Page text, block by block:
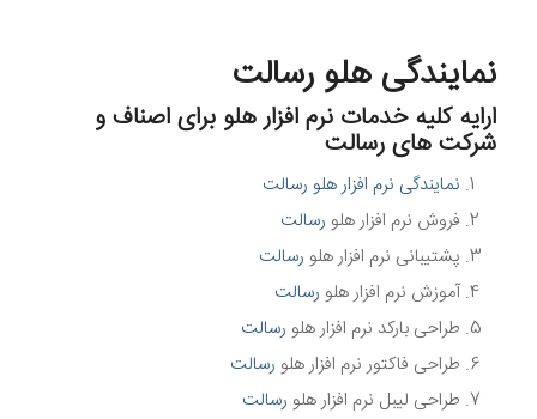
نمایندگی هلو رسالت
ارایه کلیهخدمات نرم افزار هلو برای اصناف و
شرکت هایرسالت
نمایندگی نرم افزار هلو رسالت
فروش نرم افزار هلو رسالت
پشتیبانی نرم افزار هلو رسالت
آموزش نرم افزار هلو رسالت
طراحی بارکد نرم افزار هلو رسالت
طراحی فاکتور نرم افزار هلو رسالت
طراحی لیبل نرم افزار هلو رسالت